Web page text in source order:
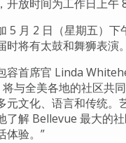
放时间为工作日上午
5 月 2 日（星期五）下
将有太鼓和舞狮表演。
容首席官 Linda
与全美各地的社区共
元文化、语言和传统。
了解 Bellevue 最大的社
体验。”